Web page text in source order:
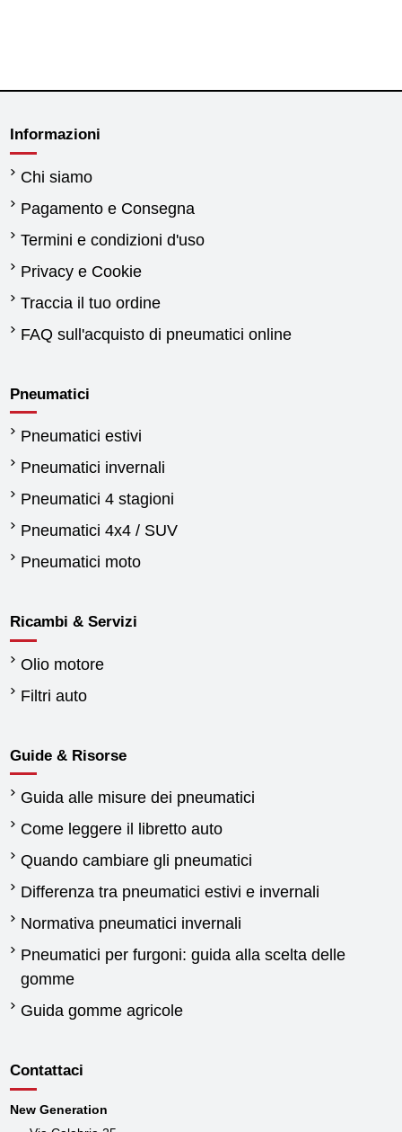
Informazioni
Chi siamo
Pagamento e Consegna
Termini e condizioni d'uso
Privacy e Cookie
Traccia il tuo ordine
FAQ sull'acquisto di pneumatici online
Pneumatici
Pneumatici estivi
Pneumatici invernali
Pneumatici 4 stagioni
Pneumatici 4x4 / SUV
Pneumatici moto
Ricambi & Servizi
Olio motore
Filtri auto
Guide & Risorse
Guida alle misure dei pneumatici
Come leggere il libretto auto
Quando cambiare gli pneumatici
Differenza tra pneumatici estivi e invernali
Normativa pneumatici invernali
Pneumatici per furgoni: guida alla scelta delle
gomme
Guida gomme agricole
Contattaci
New Generation